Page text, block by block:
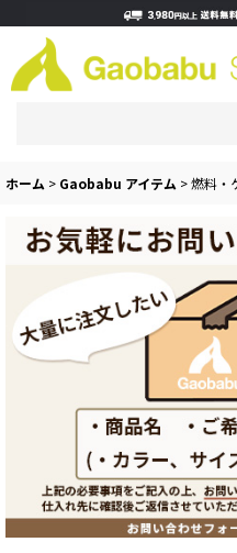
ホーム > Gaobabu アイテム >燃料・